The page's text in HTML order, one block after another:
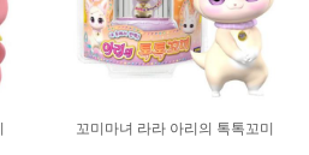
꼬미마녀 라라 아리의 톡톡꼬미